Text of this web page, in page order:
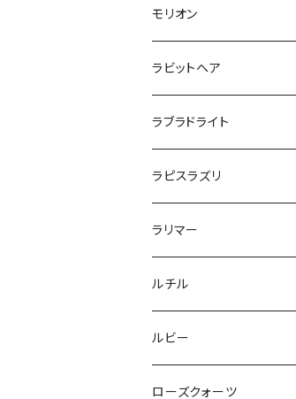
モリオン
ラビットヘア
ラブラドライト
ラピスラズリ
ラリマー
ルチル
ルビー
ローズクォーツ